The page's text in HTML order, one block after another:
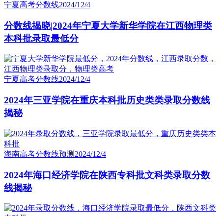
宁夏高考分数线2024/12/4
分数线揭晓|2024年宁夏大学新华学院在江西物理类
本科批录取最低分
宁夏高考分数线2024/12/4
2024年三亚学院在重庆本科批历史类类录取分数线
揭秘
海南高考分数线预测 2024/12/4
2024年海口经济学院在陕西专科批文科类录取分数
线揭秘